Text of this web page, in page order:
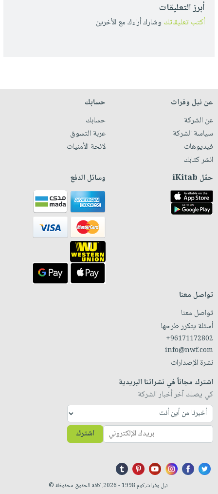
أبرز التعليقات
أكتب تعليقاتك وشارك أراءك مع الأخرين
عن نيل وفرات
عن الشركة
سياسة الشركة
فيديوهات
انشر كتابك
حسابك
حسابك
عربة التسوق
لائحة الأمنيات
حمّل iKitab وسائل الدفع
تواصل معنا
تواصل معنا
أسئلة يتكرر طرحها
+96171172802
info@nwf.com
نشرة الإصدارات
اشترك مجاناً في نشراتنا البريدية
كي يصلك آخر أخبار الشركة
اشترك
نيل وفرات.كوم 1998 - 2026. كافة الحقوق محفوظة ©